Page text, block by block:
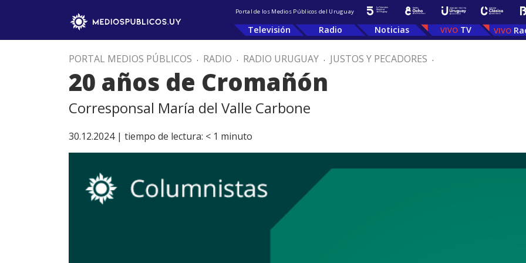
Portal de los Medios Públicos del Uruguay
Televisión Radio Noticias TV
PORTAL MEDIOS PÚBLICOS . RADIO . RADIO URUGUAY . JUSTOS Y PECADORES .
20 años de Cromañón
Corresponsal María del Valle Carbone
30.12.2024 | tiempo de lectura: < 1 minuto